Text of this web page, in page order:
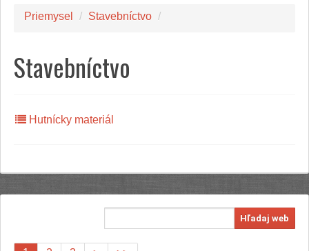
Priemysel / Stavebníctvo /
Stavebníctvo
Hutnícky materiál
Hľadaj web